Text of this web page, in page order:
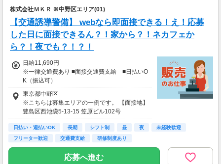
株式会社ＭＫＲ ※中野区エリア(01)
【交通誘導警備】 webなら即面接できる！え！応募
した日に面接できるん？！家から？！ネカフェか
ら？！夜でも？！？！
日給11,690円
※一律交通費あり ■面接交通費支給 ■日払いO
K（振込可）
東京都中野区
※こちらは募集エリアの一例です。 【面接地】
豊島区西池袋5-13-15 笠原ビル102号
日払い・週払いOK 長期 シフト制 昼 夜
未経験歓迎
フリーター歓迎
交通費支給 研修制度あり
応募へ進む